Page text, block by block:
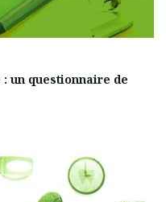
un questionnaire de